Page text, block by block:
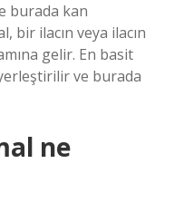
burada kan
bir ilacın veya ilacın
gelir. En basit
ve burada
ne